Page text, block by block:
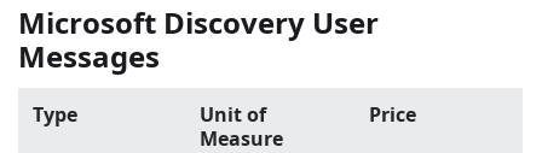
Microsoft Discovery User
Messages
Type
Unit of
Measure
Price